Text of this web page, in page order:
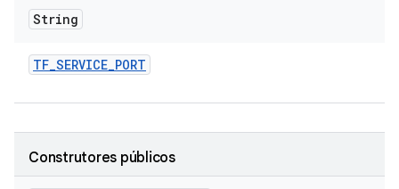
String
TF_SERVICE_PORT
Construtores públicos